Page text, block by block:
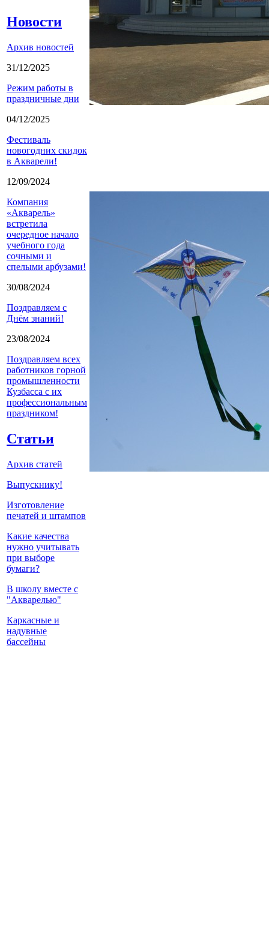
Новости
Архив новостей
31/12/2025
Режим работы в
праздничные дни
04/12/2025
Фестиваль
новогодних скидок
в Акварели!
12/09/2024
Компания
«Акварель»
встретила
очередное начало
учебного года
сочными и
спелыми арбузами!
30/08/2024
Поздравляем с
Днём знаний!
23/08/2024
Поздравляем всех
работников горной
промышленности
Кузбасса с их
профессиональным
праздником!
Статьи
Архив статей
Выпускнику!
Изготовление
печатей и штампов
Какие качества
нужно учитывать
при выборе
бумаги?
В школу вместе с
"Акварелью"
Каркасные и
надувные
бассейны